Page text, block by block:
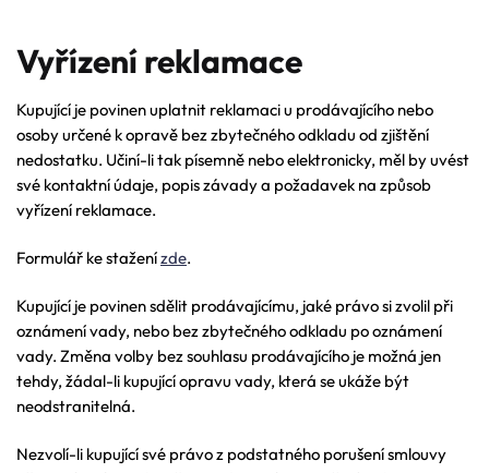
Vyřízení reklamace
Kupující je povinen uplatnit reklamaci u prodávajícího nebo
osoby určené k opravě bez zbytečného odkladu od zjištění
nedostatku. Učiní-li tak písemně nebo elektronicky, měl by uvést
své kontaktní údaje, popis závady a požadavek na způsob
vyřízení reklamace.
Formulář ke staženízde.
Kupující je povinen sdělit prodávajícímu, jaké právo si zvolil při
oznámení vady, nebo bez zbytečného odkladu po oznámení
vady. Změna volby bez souhlasu prodávajícího je možná jen
tehdy, žádal-li kupující opravu vady, která se ukáže být
neodstranitelná.
Nezvolí-li kupující své právo z podstatného porušení smlouvy